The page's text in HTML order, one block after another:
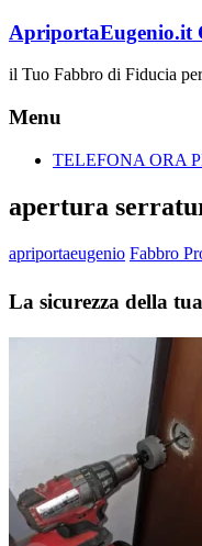
Vai
contenuto
ApriportaEugenio.it
il Tuo Fabbro di Fiducia
Menu
TELEFONA ORA
apertura
apriportaeugenio Fabbro
La sicurezza della